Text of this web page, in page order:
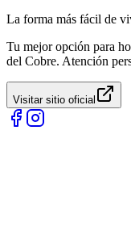
La forma más fácil de
Tu mejor opción para
del Cobre. Atención
Visitar sitio oficial